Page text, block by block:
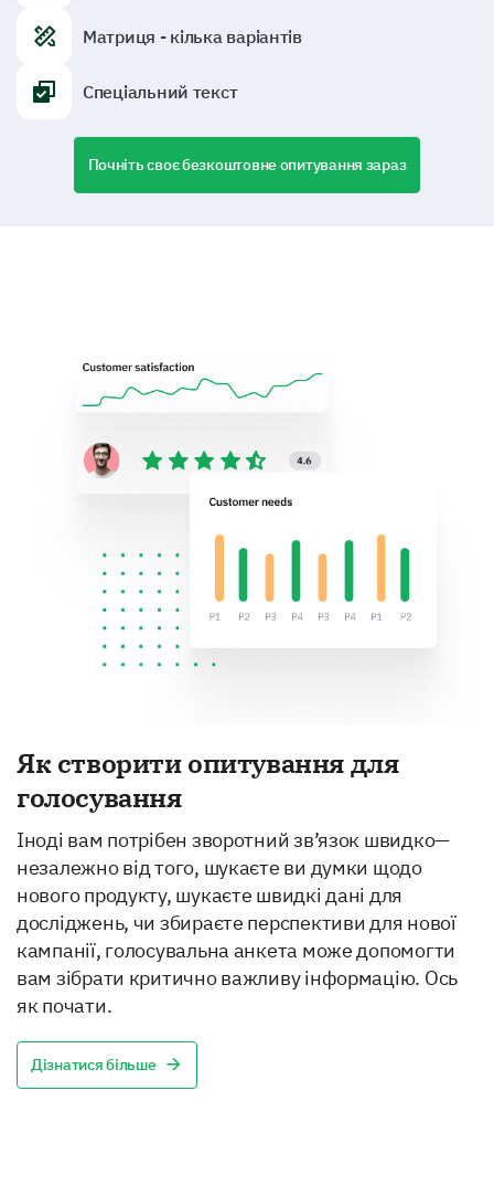
Матриця - кілька варіантів
Спеціальний текст
Почніть своє безкоштовне опитування зараз
Як створити опитування для
голосування
Іноді вам потрібен зворотний зв’язок швидко—
незалежно від того, шукаєте ви думки щодо
нового продукту, шукаєте швидкі дані для
досліджень, чи збираєте перспективи для нової
кампанії, голосувальна анкета може допомогти
вам зібрати критично важливу інформацію. Ось
як почати.
Дізнатися більше